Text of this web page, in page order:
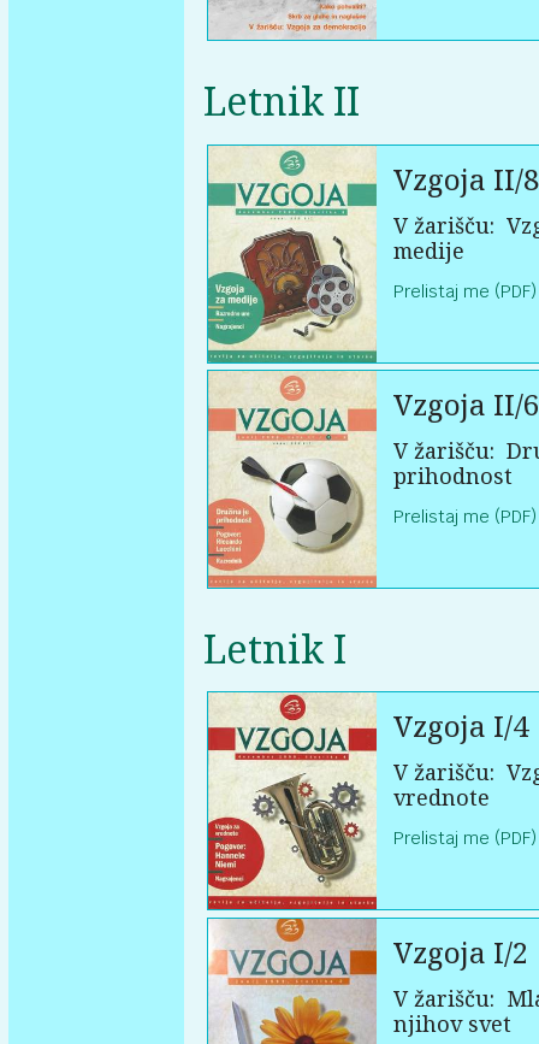
Letnik II
Vzgoja II/8
V žarišču:
medije
Prelistaj me (PDF)
Vzgoja II/6
V žarišču:
prihodnost
Prelistaj me (PDF)
Letnik I
Vzgoja I/4
V žarišču:
vrednote
Prelistaj me (PDF)
Vzgoja I/2
V žarišču:
njihov svet